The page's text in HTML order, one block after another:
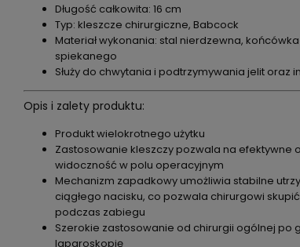
Długość całkowita: 16 cm
Typ: kleszcze chirurgiczne, Babcock
Materiał wykonania: stal nierdzewna,
spiekanego
Służy do chwytania i podtrzymywania jelit oraz
Opis i zalety produktu:
Produkt wielokrotnego użytku
Zastosowanie kleszczy pozwala na efektywne
widoczność w polu operacyjnym
Mechanizm zapadkowy umożliwia stabilne
ciągłego nacisku, co pozwala chirurgowi
podczas zabiegu
Szerokie zastosowanie od chirurgii ogólnej po
laparoskopię